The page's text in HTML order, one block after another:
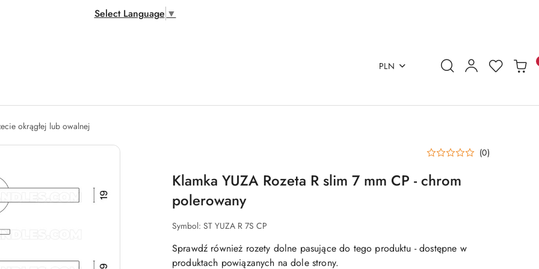
Select Language ▼
PLN
okrągłej lub owalnej
(0)
Klamka YUZA Rozeta R slim 7 mm CP - chrom
polerowany
Symbol: ST YUZA R 7S CP
Sprawdź również rozety dolne pasujące do tego produktu - dostępne w
produktach powiązanych na dole strony.